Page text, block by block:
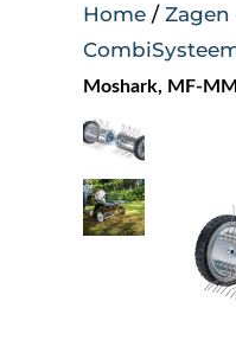
Home / Zagen
Moshark, MF-MM